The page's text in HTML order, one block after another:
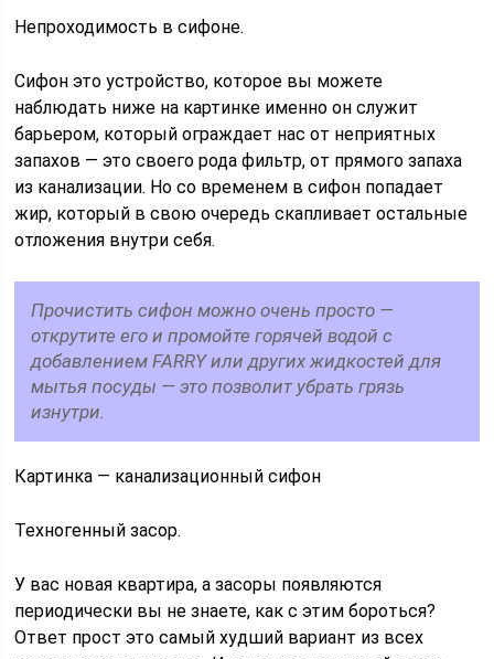
Непроходимость в сифоне.
Сифон это устройство, которое вы можете
наблюдать ниже на картинке именно он служит
барьером, который ограждает нас от неприятных
запахов — это своего рода фильтр, от прямого запаха
из канализации. Но со временем в сифон попадает
жир, который в свою очередь скапливает остальные
отложения внутри себя.
Прочистить сифон можно очень просто —
открутите его и промойте горячей водой с
добавлением FARRY или других жидкостей для
мытья посуды — это позволит убрать грязь
изнутри.
Картинка — канализационный сифон
Техногенный засор.
У вас новая квартира, а засоры появляются
периодически вы не знаете, как с этим бороться?
Ответ прост это самый худший вариант из всех